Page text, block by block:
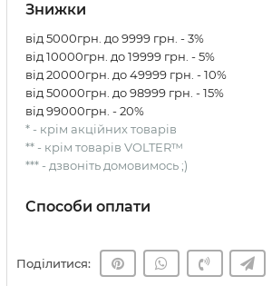
Знижки
від 5000грн. до 9999 грн. - 3%
від 10000грн. до 19999 грн. - 5%
від 20000грн. до 49999 грн. - 10%
від 50000грн. до 98999 грн. - 15%
від 99000грн. - 20%
* - крім акційних товарів
** - крім товарів VOLTER™
*** - дзвоніть домовимось ;)
Способи оплати
Поділитися: